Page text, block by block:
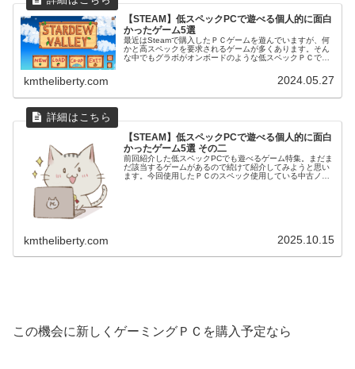
【STEAM】低スペックPCで遊べる個人的に面白
かったゲーム5選
最近はSteamで購入したＰＣゲームを遊んでいますが、何
かと高スペックを要求されるゲームが多くあります。そん
な中でもグラボがオンボードのような低スペックＰＣでも
kmtheliberty.com 2024.05.27
【STEAM】低スペックPCで遊べる個人的に面白
かったゲーム5選 その二
前回紹介した低スペックPCでも遊べるゲーム特集。まだま
だ該当するゲームがあるので続けて紹介してみようと思い
ます。今回使用したＰＣのスペック使用している中古ノー
kmtheliberty.com 2025.10.15
この機会に新しくゲーミングＰＣを購入予定なら